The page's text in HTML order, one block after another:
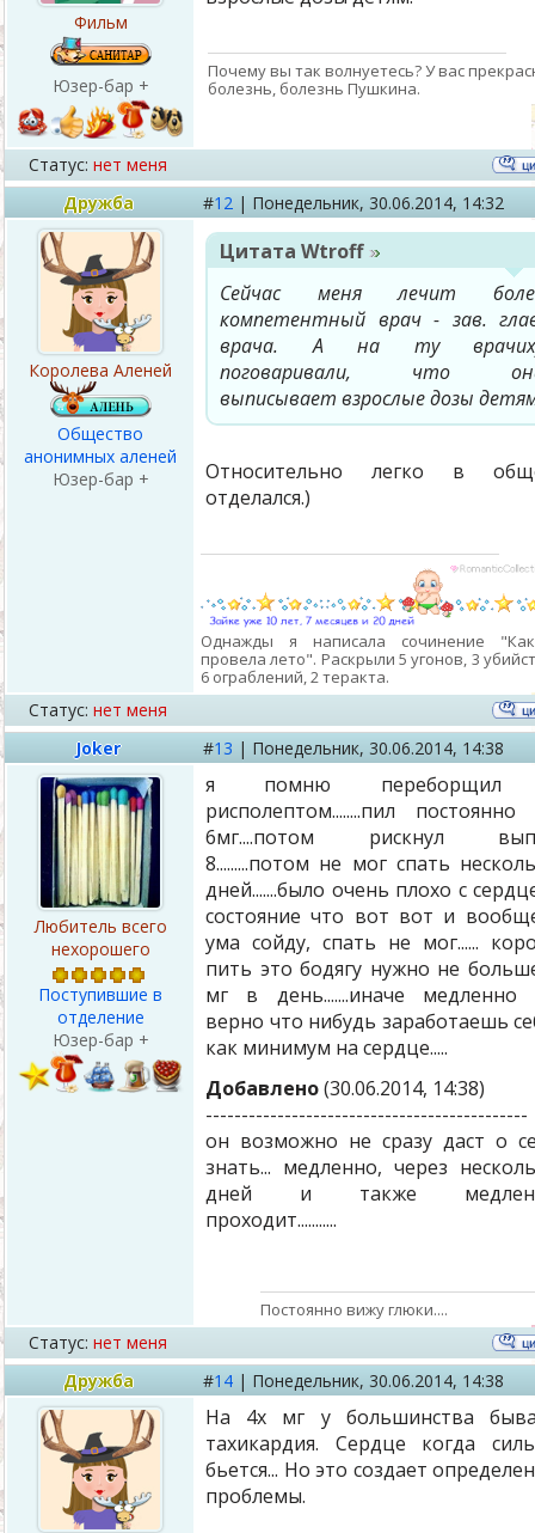
Фильм
Юзер-бар +
Почему вы так волнуетесь? У вас
болезнь, болезнь Пушкина.
Статус: нет меня
Дружба
#12 | Понедельник, 30.06.2014, 14:32
Королева Аленей
Общество
анонимных аленей
Юзер-бар +
Цитата Wtroff
Сейчас меня лечит
компетентный врач - зав.
врача. А на ту
поговаривали, что
выписывает взрослые дозы
Относительно легко в
отделался.)
Однажды я написала сочинение
провела лето". Раскрыли 5 угонов, 3
6 ограблений, 2 теракта.
Статус: нет меня
Joker
#13 | Понедельник, 30.06.2014, 14:38
Любитель всего
нехорошего
Поступившие в
отделение
Юзер-бар +
я помню переборщил
рисполептом........пил постоянно
6мг....потом рискнул
8.........потом не мог спать
дней.......было очень плохо с
состояние что вот вот и
ума сойду, спать не мог......
пить это бодягу нужно не
мг в день.......иначе медленно
верно что нибудь заработаешь
как минимум на сердце.....
Добавлено(30.06.2014, 14:38)
---------------------------------------------
он возможно не сразу даст о
знать... медленно, через
дней и также
проходит...........
Постоянно вижу глюки....
Статус: нет меня
Дружба
#14 | Понедельник, 30.06.2014, 14:38
На 4х мг у большинства
тахикардия. Сердце когда
бьется... Но это создает
проблемы.